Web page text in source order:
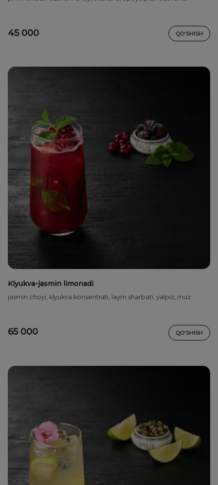
45 000 QO'SHISH
Klyukva-jasmin limonadi
jasmin choyi, klyukva konsentrati, laym sharbati, yalpiz, muz
65 000 QO'SHISH